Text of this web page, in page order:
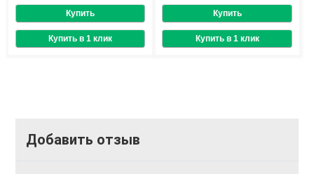
Добавить отзыв